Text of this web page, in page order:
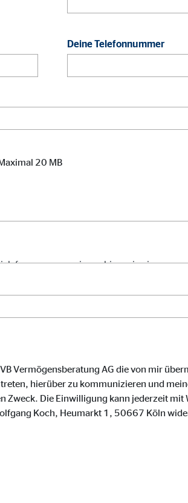
Deine Telefonnummer
20 MB
Vermögensberatung AG die von mir
hierüber zu kommunizieren und
Die Einwilligung kann jederzeit mit
Koch, Heumarkt 1, 50667 Köln
standardmäßig blockiert. Durch das